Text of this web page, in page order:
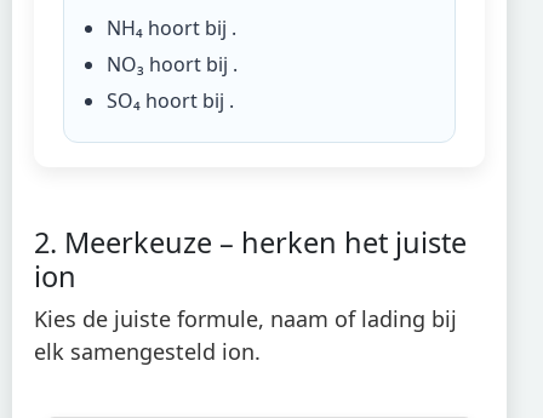
NH₄ hoort bij .
NO₃ hoort bij .
SO₄ hoort bij .
2. Meerkeuze – herken het juiste
ion
Kies de juiste formule, naam of lading bij
elk samengesteld ion.